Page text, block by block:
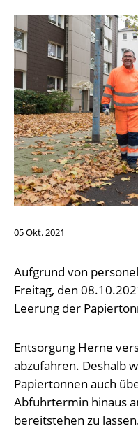
05Okt.2021
Aufgrund von
Freitag, den
Leerung der
Entsorgung Herne
abzufahren. Deshalb
Papiertonnen auch
Abfuhrtermin hinaus
bereitstehen zu